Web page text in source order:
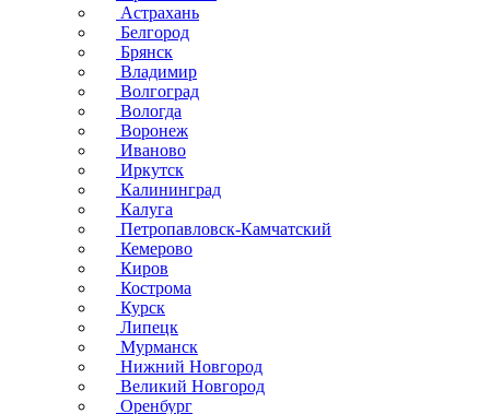
Астрахань
Белгород
Брянск
Владимир
Волгоград
Вологда
Воронеж
Иваново
Иркутск
Калининград
Калуга
Петропавловск-Камчатский
Кемерово
Киров
Кострома
Курск
Липецк
Мурманск
Нижний Новгород
Великий Новгород
Оренбург